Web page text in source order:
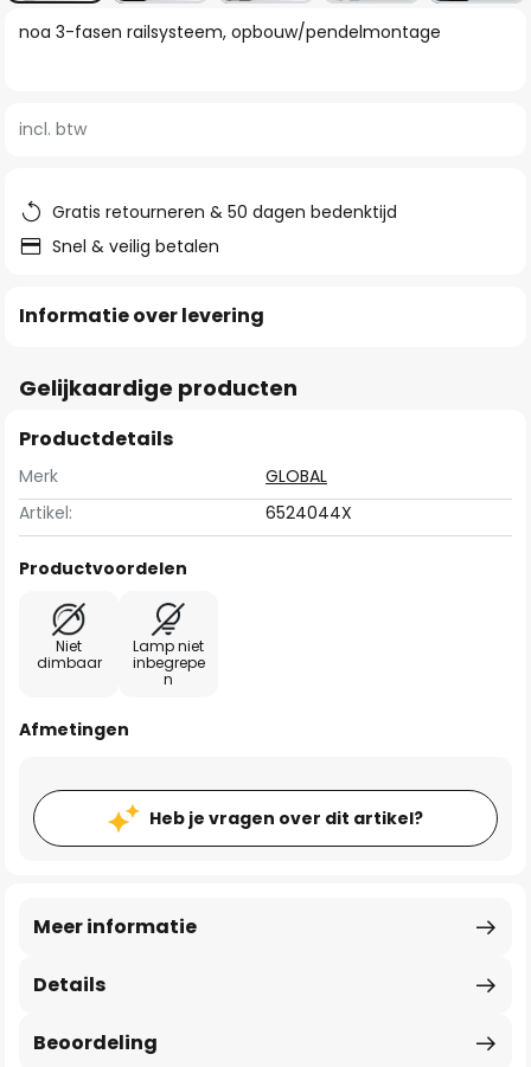
Ga
van
afbeeldingen-
gallerij
noa 3-fasen railsysteem, opbouw/pendelmontage
incl. btw
Gratis retourneren & 50 dagen bedenktijd
Snel & veilig betalen
Informatie over levering
Gelijkaardige producten
Productdetails
Merk
GLOBAL
Artikel:
6524044X
Productvoordelen
Niet
dimbaar
Lamp niet
inbegrepe
n
Afmetingen
Heb je vragen over dit artikel?
Details
Meer informatie
Beoordeling